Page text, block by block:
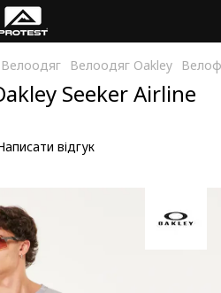
Велоодяг Велоодяг Oakley
Seeker Airline
відгук